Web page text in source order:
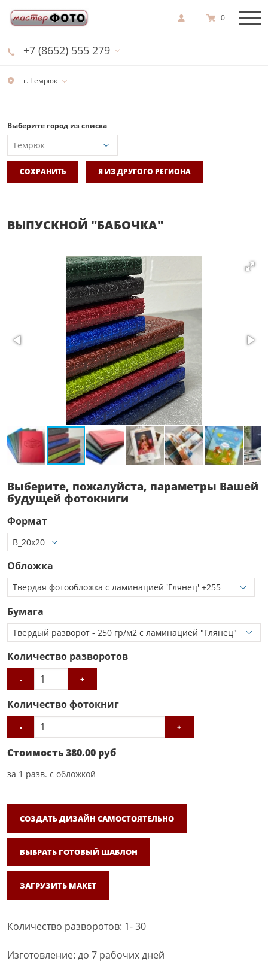
г. Темрюк
+7 (8652) 555 279
0
Выберите город из списка
СОХРАНИТЬ Я ИЗ ДРУГОГО РЕГИОНА
ВЫПУСКНОЙ "БАБОЧКА"
Выберите, пожалуйста, параметры Вашей
будущей фотокниги
Формат
Обложка
Бумага
Количество разворотов
- +
Количество фотокниг
- +
Стоимость380.00 руб
за 1 разв. с обложкой
СОЗДАТЬ ДИЗАЙН САМОСТОЯТЕЛЬНО
ВЫБРАТЬ ГОТОВЫЙ ШАБЛОН
ЗАГРУЗИТЬ МАКЕТ
Количество разворотов: 1- 30
Изготовление: до 7 рабочих дней